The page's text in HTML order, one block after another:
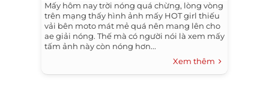
Mấy hôm nay trời nóng quá chừng, lòng vòng
trên mạng thấy hình ảnh mấy HOT girl thiếu
vải bên moto mát mẻ quá nên mang lên cho
ae giải nóng. Thế mà có người nói là xem mấy
tấm ảnh này còn nóng hơn...
Xem thêm